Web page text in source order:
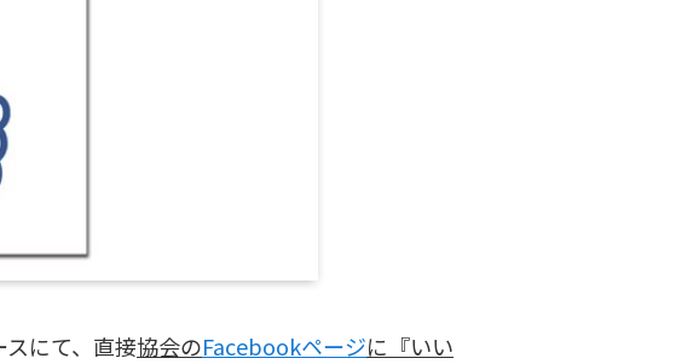
にて、直接協会のFacebookページに『いい